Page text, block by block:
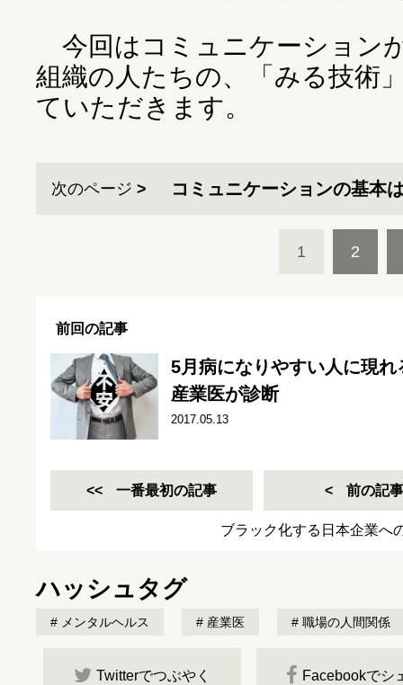
今回はコミュニケーション
組織の人たちの、「みる技術
ていただきます。
次のページ コミュニケーションの基本
1 2
前回の記事
5月病になりやすい人に現
産業医が診断
2017.05.13
一番最初の記事 前の記事
ブラック化する日本企業へ
ハッシュタグ
メンタルヘルス 産業医 職場の人間関係
Twitterでつぶやく Facebookでシ